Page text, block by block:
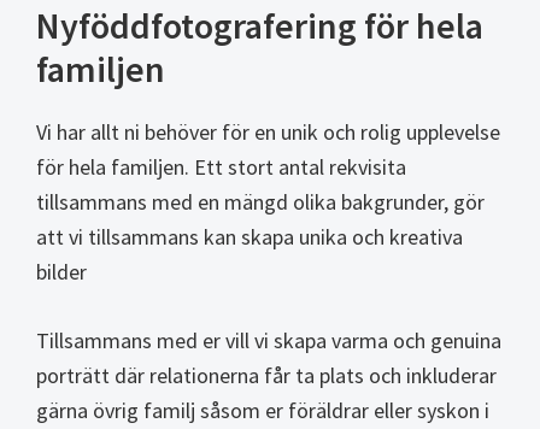
Nyföddfotografering för hela
familjen
Vi har allt ni behöver för en unik och rolig upplevelse
för hela familjen. Ett stort antal rekvisita
tillsammans med en mängd olika bakgrunder, gör
att vi tillsammans kan skapa unika och kreativa
bilder
Tillsammans med er vill vi skapa varma och genuina
porträtt där relationerna får ta plats och inkluderar
gärna övrig familj såsom er föräldrar eller syskon i